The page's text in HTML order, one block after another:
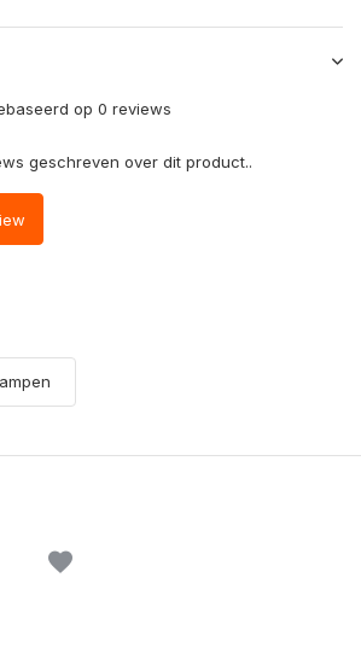
op 0 reviews
geschreven over dit product..